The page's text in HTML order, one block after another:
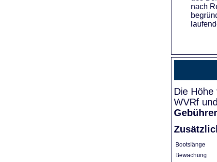
nach
Die
WVRf
Bootslänge
Bewachung